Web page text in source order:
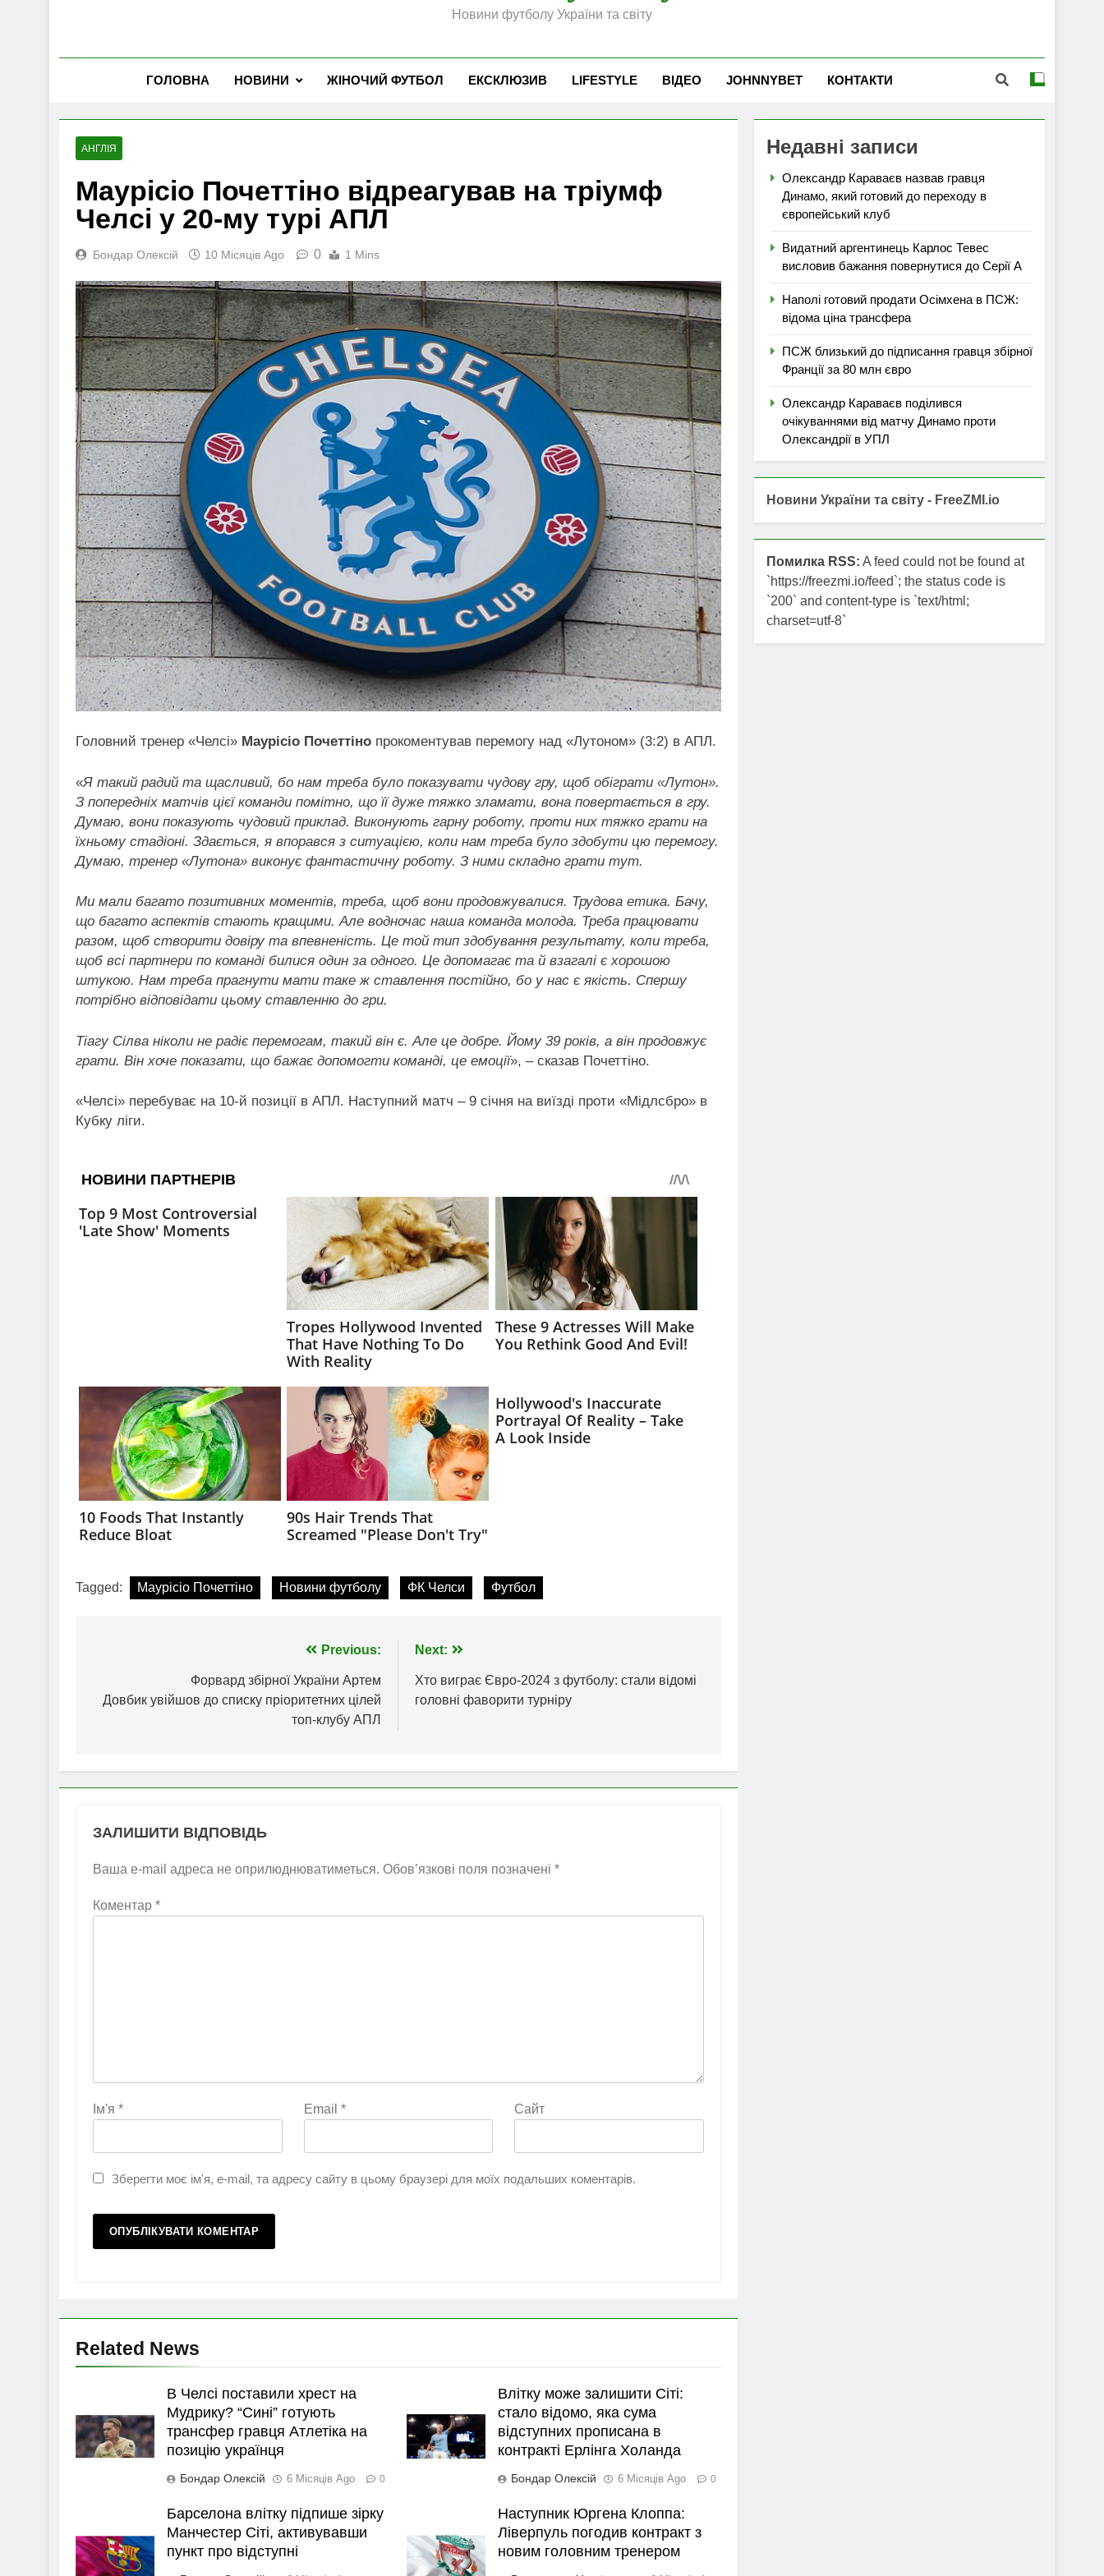
Новини футболу України та світу
ГОЛОВНА НОВИНИ ЖІНОЧИЙ ФУТБОЛ ЕКСКЛЮЗИВ LIFESTYLE ВІДЕО JOHNNYBET КОНТАКТИ
АНГЛІЯ
Маурісіо Почеттіно відреагував на тріумф
Челсі у 20-му турі АПЛ
Бондар Олексій 10 Місяців Ago 0 1 Mins
Головний тренер «Челсі» Маурісіо Почеттіно прокоментував перемогу над «Лутоном» (3:2) в АПЛ.
«Я такий радий та щасливий, бо нам треба було показувати чудову гру, щоб обіграти «Лутон».
З попередніх матчів цієї команди помітно, що її дуже тяжко зламати, вона повертається в гру.
Думаю, вони показують чудовий приклад. Виконують гарну роботу, проти них тяжко грати на
їхньому стадіоні. Здається, я впорався з ситуацією, коли нам треба було здобути цю перемогу.
Думаю, тренер «Лутона» виконує фантастичну роботу. З ними складно грати тут.
Ми мали багато позитивних моментів, треба, щоб вони продовжувалися. Трудова етика. Бачу,
що багато аспектів стають кращими. Але водночас наша команда молода. Треба працювати
разом, щоб створити довіру та впевненість. Це той тип здобування результату, коли треба,
щоб всі партнери по команді билися один за одного. Це допомагає та й взагалі є хорошою
штукою. Нам треба прагнути мати таке ж ставлення постійно, бо у нас є якість. Спершу
потрібно відповідати цьому ставленню до гри.
Тіагу Сілва ніколи не радіє перемогам, такий він є. Але це добре. Йому 39 років, а він продовжує
грати. Він хоче показати, що бажає допомогти команді, це емоції», – сказав Почеттіно.
«Челсі» перебуває на 10-й позиції в АПЛ. Наступний матч – 9 січня на виїзді проти «Мідлсбро» в
Кубку ліги.
Tagged: Маурісіо Почеттіно Новини футболу ФК Челси Футбол
Previous:
Форвард збірної України Артем
Довбик увійшов до списку пріоритетних цілей
топ-клубу АПЛ
Next:
Хто виграє Євро-2024 з футболу: стали відомі
головні фаворити турніру
ЗАЛИШИТИ ВІДПОВІДЬ
Ваша e-mail адреса не оприлюднюватиметься. Обов’язкові поля позначені *
Коментар *
Ім'я * Email * Сайт
Зберегти моє ім'я, e-mail, та адресу сайту в цьому браузері для моїх подальших коментарів.
Related News
В Челсі поставили хрест на
Мудрику? “Сині” готують
трансфер гравця Атлетіка на
позицію українця
Бондар Олексій 6 Місяців Ago 0
Влітку може залишити Сіті:
стало відомо, яка сума
відступних прописана в
контракті Ерлінга Холанда
Бондар Олексій 6 Місяців Ago 0
Барселона влітку підпише зірку
Манчестер Сіті, активувавши
пункт про відступні
Наступник Юргена Клоппа:
Ліверпуль погодив контракт з
новим головним тренером
Недавні записи
Олександр Караваєв назвав гравця
Динамо, який готовий до переходу в
європейський клуб
Видатний аргентинець Карлос Тевес
висловив бажання повернутися до Серії А
Наполі готовий продати Осімхена в ПСЖ:
відома ціна трансфера
ПСЖ близький до підписання гравця збірної
Франції за 80 млн євро
Олександр Караваєв поділився
очікуваннями від матчу Динамо проти
Олександрії в УПЛ
Новини України та світу - FreeZMI.io
Помилка RSS: A feed could not be found at
`https://freezmi.io/feed`; the status code is
`200` and content-type is `text/html;
charset=utf-8`